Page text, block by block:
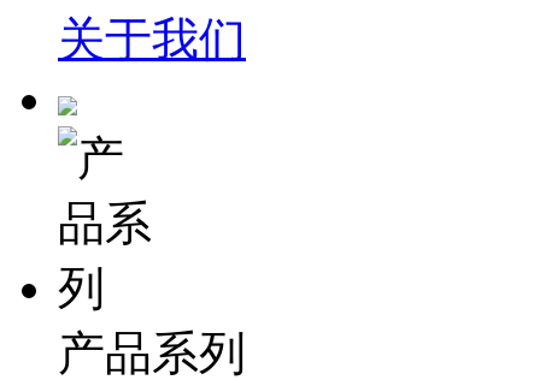
关于我们
产品系列